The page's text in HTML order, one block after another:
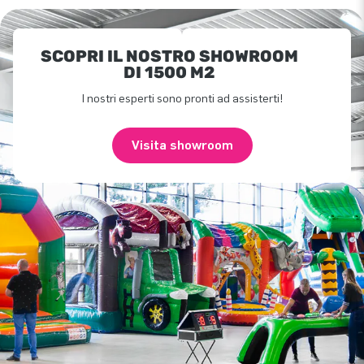
SCOPRI IL NOSTRO SHOWROOM
DI 1500 M2
I nostri esperti sono pronti ad assisterti!
Visita showroom